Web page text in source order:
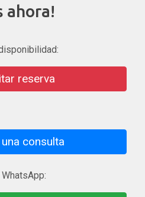
ahora!
reserva
una consulta